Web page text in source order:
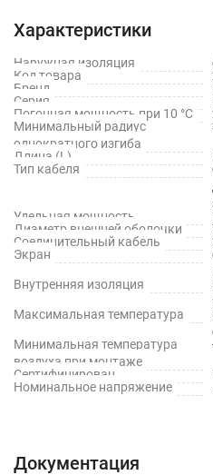
Характеристики
Наружная изоляция
Код товара
Бренд
Серия
Погонная мощность при 10 °C
Минимальный радиус
однократного изгиба
Длина (L)
Тип кабеля
Удельная мощность
Диаметр внешней оболочки
Соединительный кабель
Экран
Внутренняя изоляция
Максимальная температура
Минимальная температура
воздуха при монтаже
Сертифицирован
Номинальное напряжение
Документация